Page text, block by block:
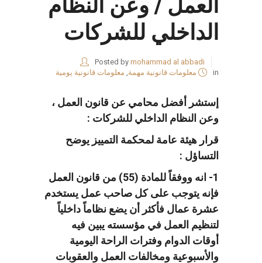
العمل / وعن النظام
الداخلي للشركات
Posted by mohammad al abbadi
in
معلومات قانونية مهمة, معلومات قانونية يومية
إستشر أفضل محامي عن قانون العمل ،
وعن النظام الداخلي للشركات :
قرار هيئة عامة لمحكمة التمييز يوضح
التساؤل :
1- انه ووفقاً للمادة (55) من قانون العمل
فإنه يتوجب على كل صاحب عمل يستخدم
عشرة عمال فأكثر أن يضع نظاماً داخلياً
لتنظيم العمل في مؤسسته يبين فيه
أوقات الدوام وفترات الراحة اليومية
والأسبوعية ومخالفات العمل والعقوبات